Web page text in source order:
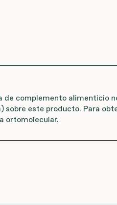
de complemento alimenticio
este producto. Para
ortomolecular.